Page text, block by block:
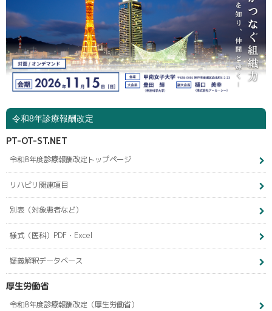
令和8年診療報酬改定
PT-OT-ST.NET
令和8年度診療報酬改定トップページ
リハビリ関連項目
別表（対象患者など）
様式（医科）PDF・Excel
疑義解釈データベース
厚生労働省
令和8年度診療報酬改定（厚生労働省）